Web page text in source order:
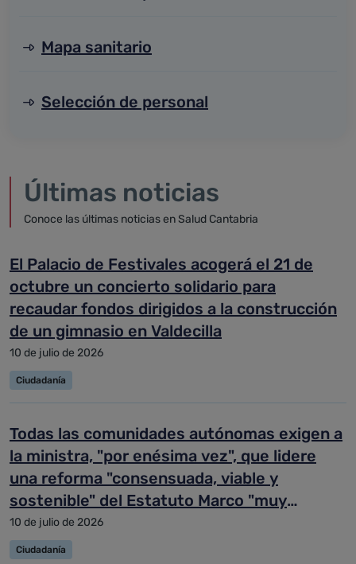
Mapa sanitario
Selección de personal
Últimas noticias
Conoce las últimas noticias en Salud Cantabria
El Palacio de Festivales acogerá el 21 de
octubre un concierto solidario para
recaudar fondos dirigidos a la construcción
de un gimnasio en Valdecilla
10 de julio de 2026
Ciudadanía
Todas las comunidades autónomas exigen a
la ministra, "por enésima vez", que lidere
una reforma "consensuada, viable y
sostenible" del Estatuto Marco "muy
necesaria"
10 de julio de 2026
Ciudadanía